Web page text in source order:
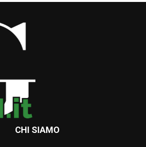
CHI SIAMO